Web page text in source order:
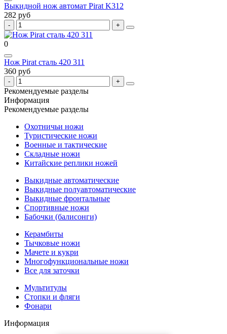
Выкидной нож автомат Pirat K312
282 руб
0
Нож Pirat сталь 420 311
360 руб
Рекомендуемые разделы
Информация
Рекомендуемые разделы
Охотничьи ножи
Туристические ножи
Военные и тактические
Складные ножи
Китайские реплики ножей
Выкидные автоматические
Выкидные полуавтоматические
Выкидные фронтальные
Спортивные ножи
Бабочки (балисонги)
Керамбиты
Тычковые ножи
Мачете и кукри
Многофункциональные ножи
Все для заточки
Мультитулы
Стопки и фляги
Фонари
Информация